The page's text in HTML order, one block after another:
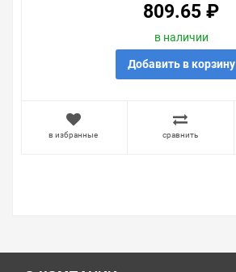
809.65 ₽
в наличии
Добавить в корзину
в избранные сравнить